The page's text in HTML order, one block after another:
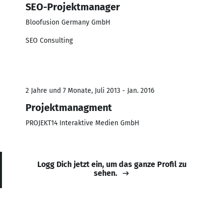
SEO-Projektmanager
Bloofusion Germany GmbH
SEO Consulting
2 Jahre und 7 Monate, Juli 2013 - Jan. 2016
Projektmanagment
PROJEKT14 Interaktive Medien GmbH
Logg Dich jetzt ein, um das ganze Profil zu
sehen.